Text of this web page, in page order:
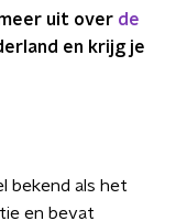
uit over de
en krijg je
bekend als het
en bevat